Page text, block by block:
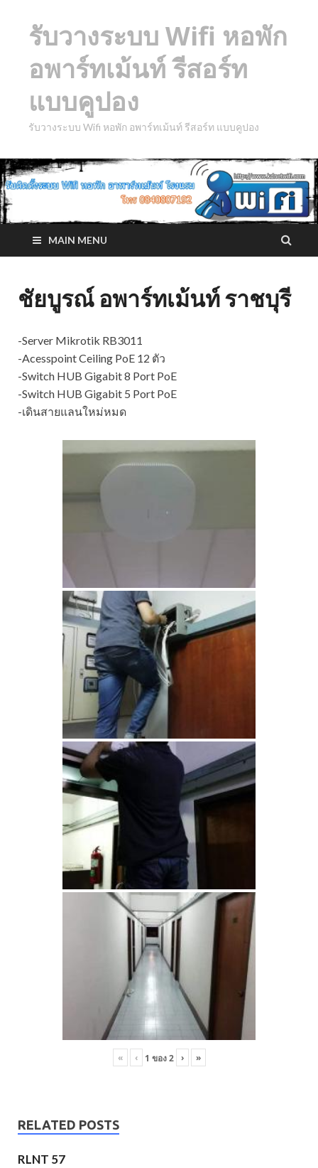
รับวางระบบ Wifi หอพัก
อพาร์ทเม้นท์ รีสอร์ท
แบบคูปอง
รับวางระบบ Wifi หอพัก อพาร์ทเม้นท์ รีสอร์ท แบบคูปอง
MAIN MENU
ชัยบูรณ์ อพาร์ทเม้นท์ ราชบุรี
-Server Mikrotik RB3011
-Acesspoint Ceiling PoE 12 ตัว
-Switch HUB Gigabit 8 Port PoE
-Switch HUB Gigabit 5 Port PoE
-เดินสายแลนใหม่หมด
« ‹ 1 ของ2 › »
RELATED POSTS
RLNT 57